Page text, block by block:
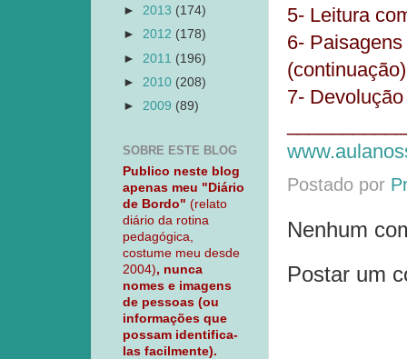
5- Leitura
6-
7-
Postado por
Nenhum
Postar um
► 2013 (174)
► 2012 (178)
► 2011 (196)
► 2010 (208)
► 2009 (89)
SOBRE ESTE BLOG
Publico neste blog
apenas meu "Diário
de Bordo" (relato
diário da rotina
pedagógica,
costume meu desde
2004), nunca
nomes e imagens
de pessoas (ou
informações que
possam identifica-
las facilmente).